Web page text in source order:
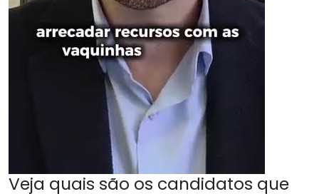
Veja quais são os candidatos que